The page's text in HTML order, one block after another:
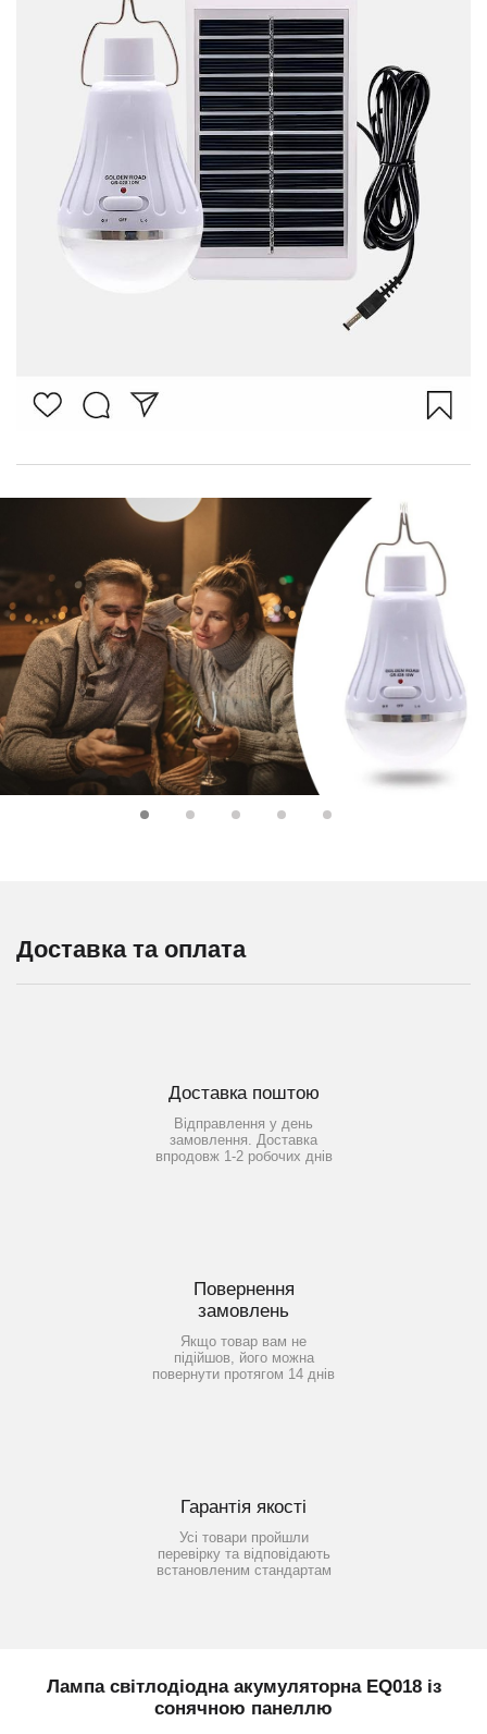
Доставка та оплата
Доставка поштою
Відправлення у день
замовлення. Доставка
впродовж 1-2 робочих днів
Повернення
замовлень
Якщо товар вам не
підійшов, його можна
повернути протягом 14 днів
Гарантія якості
Усі товари пройшли
перевірку та відповідають
встановленим стандартам
Лампа світлодіодна акумуляторна EQ018 із
сонячною панеллю